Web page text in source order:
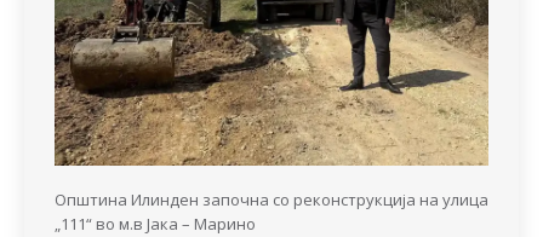
Општина Илинден започна со реконструкција на улица
„111“ во м.в Јака – Марино